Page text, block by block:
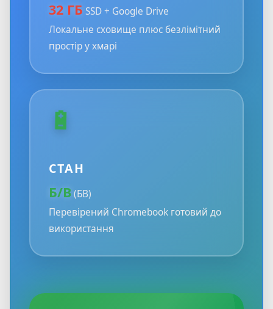
32 ГБ SSD + Google Drive
Локальне сховище плюс безлімітний
простір у хмарі
🔋
СТАН
Б/В(БВ)
Перевірений Chromebook готовий до
використання